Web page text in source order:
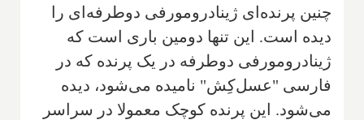
چنین پرنده‌ای ژینادرومورفی دوطرفه‌ای را
دیده است. این تنها دومین باری است که
ژینادرومورفی دوطرفه در یک پرنده که در
فارسی "عسل‌کِش" نامیده می‌شود، دیده
می‌شود. این پرنده کوچک معمولا در سراسر